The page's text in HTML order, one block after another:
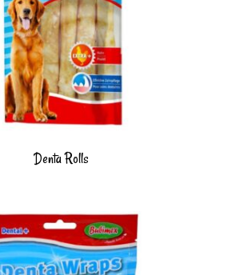
Denta Rolls